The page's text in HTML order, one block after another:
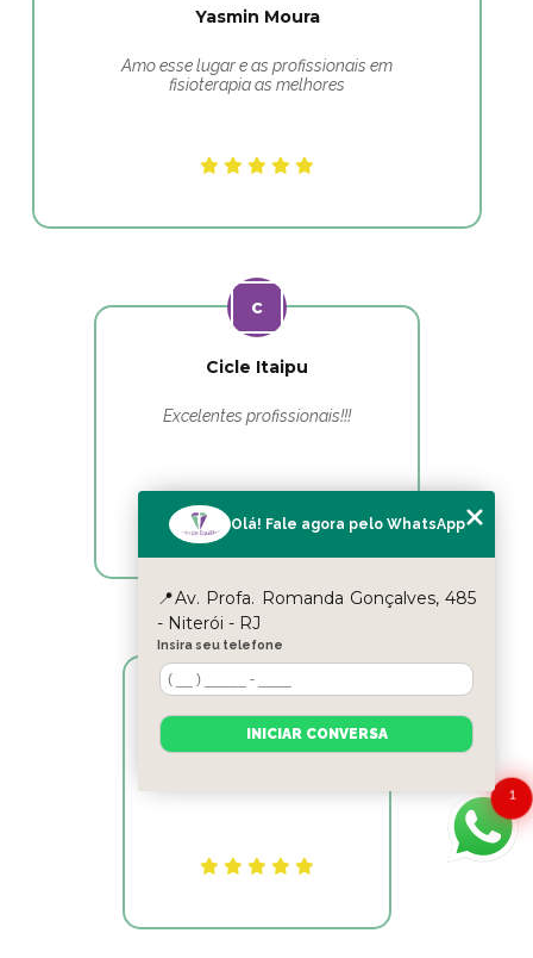
Yasmin Moura
Amo esse lugar e as profissionais em
fisioterapia as melhores
Cicle Itaipu
Excelentes profissionais!!!
Reyslane Fernandes
1
Olá! Fale agora pelo WhatsApp
📍Av. Profa. Romanda Gonçalves, 485
- Niterói - RJ
Insira seu telefone
INICIAR CONVERSA